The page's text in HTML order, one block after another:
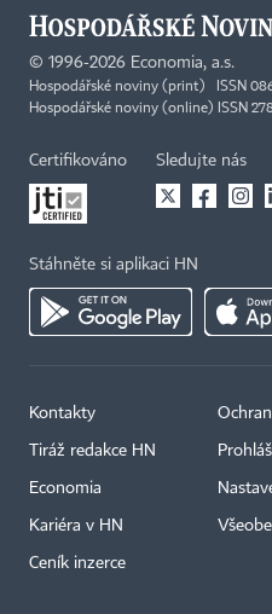
© 1996-2026 Economia, a.s.
Hospodářské noviny (print) ISSN
Hospodářské noviny (online) ISSN
Certifikováno Sledujte nás
Stáhněte si aplikaci HN
Kontakty
Tiráž redakce HN
Economia
Kariéra v HN
Ceník inzerce